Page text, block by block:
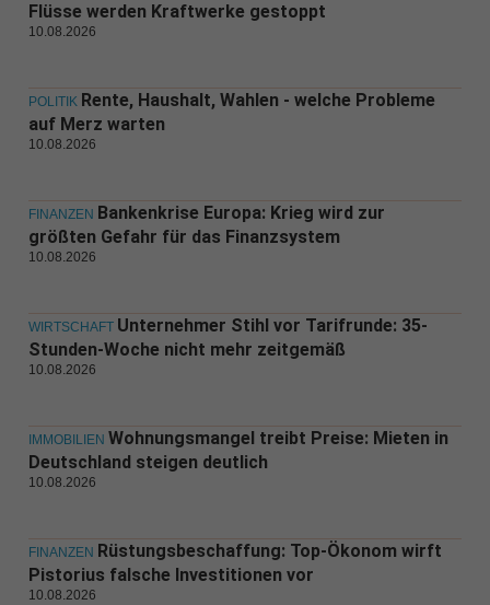
Flüsse werden Kraftwerke gestoppt
10.08.2026
POLITIK Rente, Haushalt, Wahlen - welche Probleme
auf Merz warten
10.08.2026
FINANZEN Bankenkrise Europa: Krieg wird zur
größten Gefahr für das Finanzsystem
10.08.2026
WIRTSCHAFT Unternehmer Stihl vor Tarifrunde: 35-
Stunden-Woche nicht mehr zeitgemäß
10.08.2026
IMMOBILIEN Wohnungsmangel treibt Preise: Mieten in
Deutschland steigen deutlich
10.08.2026
FINANZEN Rüstungsbeschaffung: Top-Ökonom wirft
Pistorius falsche Investitionen vor
10.08.2026